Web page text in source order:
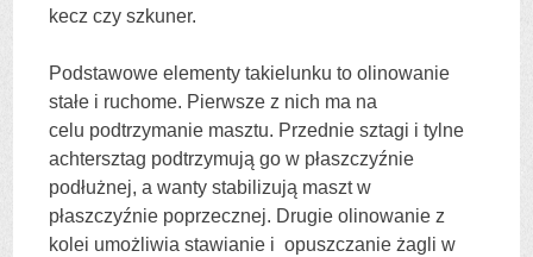
kecz czy szkuner.
Podstawowe elementy takielunku to olinowanie
stałe i ruchome. Pierwsze z nich ma na
celu podtrzymanie masztu. Przednie sztagi i tylne
achtersztag podtrzymują go w płaszczyźnie
podłużnej, a wanty stabilizują maszt w
płaszczyźnie poprzecznej. Drugie olinowanie z
kolei umożliwia stawianie i opuszczanie żagli w